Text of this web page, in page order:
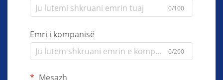
0/100
Emri i kompanisë
0/200
Mesazh